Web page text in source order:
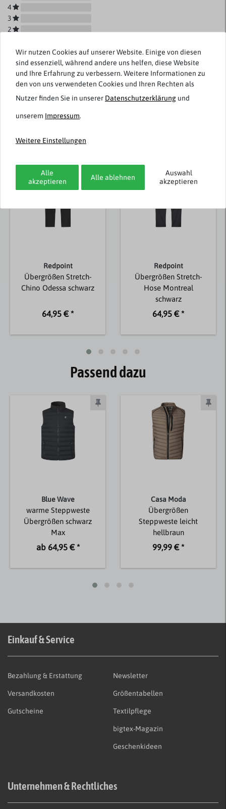
4
3
2
Rezensionen werden geladen...
Weitere Artikel von Redpoint
Topseller
Redpoint
Übergrößen Stretch-
Chino Odessa schwarz
64,95 € *
Redpoint
Übergrößen Stretch-
Hose Montreal
schwarz
64,95 € *
Passend dazu
Blue Wave
warme Steppweste
Übergrößen schwarz
Max
ab 64,95 € *
Casa Moda
Übergrößen
Steppweste leicht
hellbraun
99,99 € *
Wir nutzen Cookies auf unserer Website. Einige von diesen
sind essenziell, während andere uns helfen, diese Website
und Ihre Erfahrung zu verbessern. Weitere Informationen zu
den von uns verwendeten Cookies und Ihren Rechten als
Nutzer finden Sie in unserer Daten­schutz­erklärung und
unserem Impressum.
Weitere Einstellungen
Alle
akzeptieren
Alle ablehnen
Auswahl
akzeptieren
Einkauf & Service
Bezahlung & Erstattung
Versandkosten
Gutscheine
Newsletter
Größentabellen
Textilpflege
bigtex-Magazin
Geschenkideen
Unternehmen & Rechtliches